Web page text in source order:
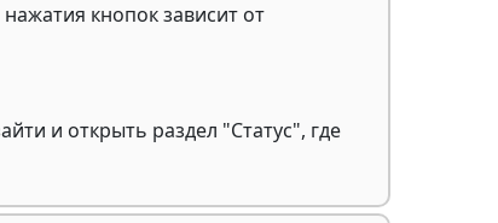
кнопок зависит от
и открыть раздел "Статус", где